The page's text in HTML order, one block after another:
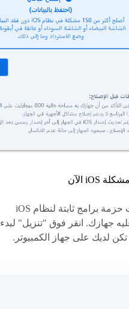
ستعرض الأداة أحدث حزمة برامج ثابتة لنظام iOS
جهازك. انقر فوق "تنزيل" لبدء
تكن لديك على جهاز الكمبيوتر.